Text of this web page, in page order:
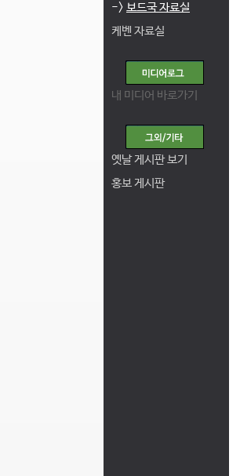
-> 보드국 자료실
케벤 자료실
내 미디어 바로가기
옛날 게시판 보기
홍보 게시판